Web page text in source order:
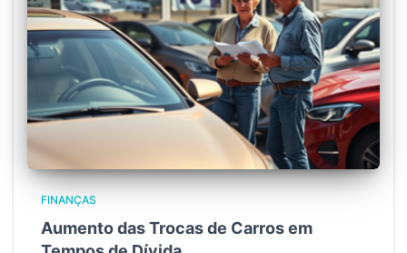
FINANÇAS
Aumento das Trocas de Carros em